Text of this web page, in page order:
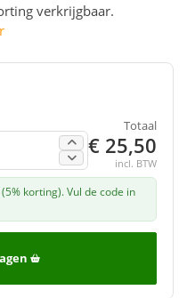
verkrijgbaar.
Totaal
€ 25,50
incl. BTW
(5% korting). Vul de code in